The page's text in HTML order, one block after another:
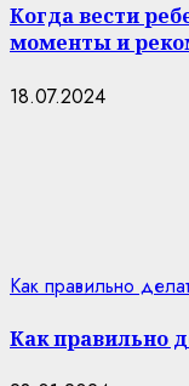
Когда вести
моменты и
18.07.2024
Как правильно
Как правильно